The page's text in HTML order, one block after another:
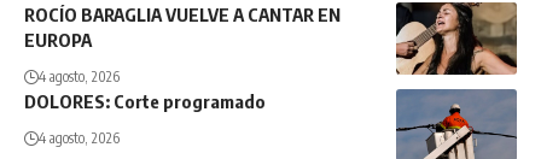
ROCÍO BARAGLIA VUELVE A CANTAR EN
EUROPA
4 agosto, 2026
DOLORES: Corte programado
4 agosto, 2026